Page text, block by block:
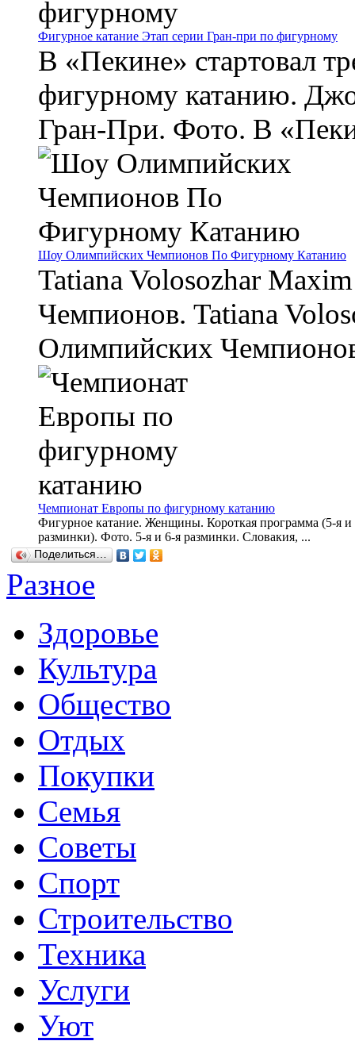
Фигурное катание Этап серии Гран-при по фигурному
В «Пекине» стартовал
фигурному катанию.
Гран-При. Фото. В
Шоу Олимпийских Чемпионов По Фигурному Катанию
Tatiana Volosozhar
Чемпионов. Tatiana
Олимпийских
Чемпионат Европы по фигурному катанию
Фигурное катание. Женщины. Короткая программа (5-я
разминки). Фото. 5-я и 6-я разминки. Словакия, ...
Поделиться…
Разное
Здоровье
Культура
Общество
Отдых
Покупки
Семья
Советы
Спорт
Строительство
Техника
Услуги
Уют